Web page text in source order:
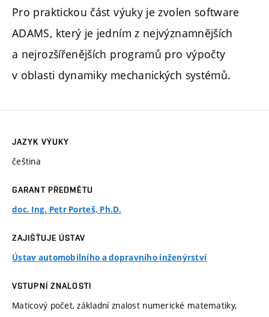
Pro praktickou část výuky je zvolen software
ADAMS, který je jedním z nejvýznamnějších
a nejrozšířenějších programů pro výpočty
v oblasti dynamiky mechanických systémů.
JAZYK VÝUKY
čeština
GARANT PŘEDMĚTU
doc. Ing. Petr Porteš, Ph.D.
ZAJIŠŤUJE ÚSTAV
Ústav automobilního a dopravního inženýrství
VSTUPNÍ ZNALOSTI
Maticový počet, základní znalost numerické matematiky,